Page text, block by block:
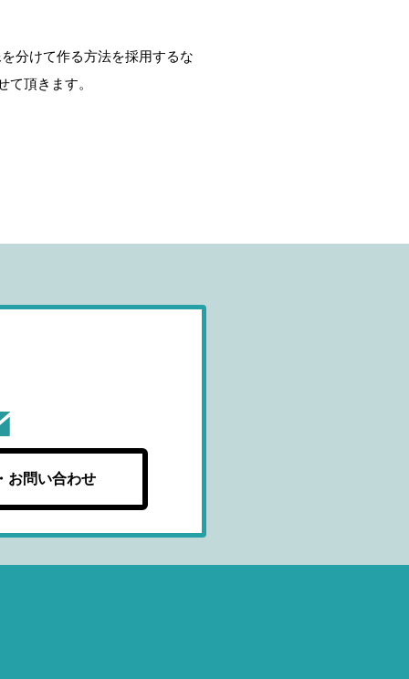
分けて作る方法を採用するな
頂きます。
お問い合わせ